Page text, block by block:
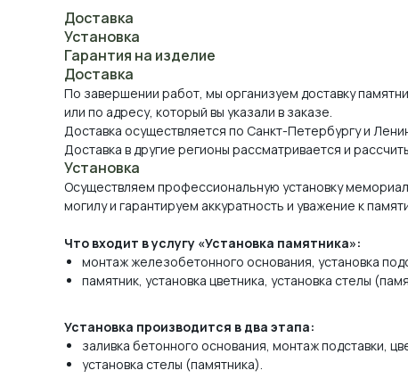
Доставка
Установка
Гарантия на изделие
Доставка
По завершении работ, мы организуем доставку
или по адресу, который вы указали в заказе.
Доставка осуществляется по Санкт-Петербургу и
Доставка в другие регионы рассматривается и
Установка
Осуществляем профессиональную установку
могилу и гарантируем аккуратность и уважение к
Что входит в услугу «Установка памятника»:
монтаж железобетонного основания, установка
памятник, установка цветника, установка стелы
Установка производится в два этапа:
заливка бетонного основания, монтаж подставки,
установка стелы (памятника).